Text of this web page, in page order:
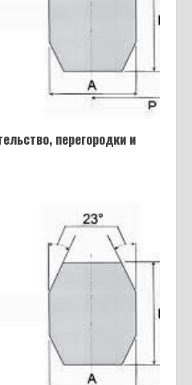
перегородки и
брус, каркас — сравнение
сифон для ванны:
прокладка, уклон гофры и 7
топят соседей
толщина бывает — от
мм, допуски ГОСТ и выбор